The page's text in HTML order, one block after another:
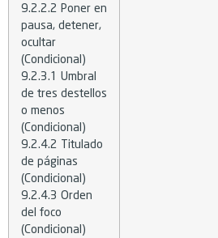
9.2.2.2 Poner en
pausa, detener,
ocultar
(Condicional)
9.2.3.1 Umbral
de tres destellos
o menos
(Condicional)
9.2.4.2 Titulado
de páginas
(Condicional)
9.2.4.3 Orden
del foco
(Condicional)